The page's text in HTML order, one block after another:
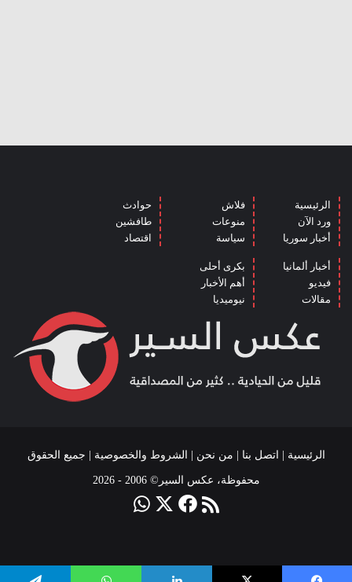
الرئيسية
ورد الآن
أخبار سوريا
فلاش
منوعات
سياسة
حوادث
طافشين
اقتصاد
أخبار ألمانيا
فيديو
مقالات
بكرى أحلى
أهم الأخبار
نيوميديا
الرئيسية اتصل بنا من نحن الشروط والخصوصية | جميع الحقوق
محفوظة، عكس السير© 2006 - 2026